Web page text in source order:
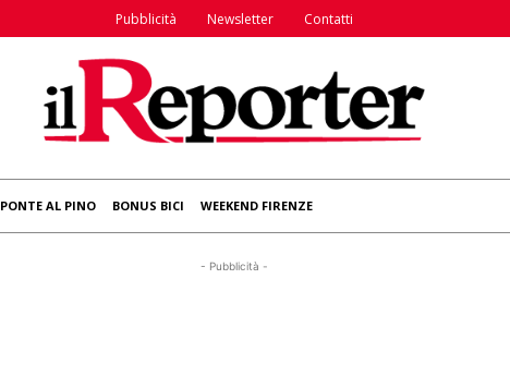
Pubblicità Newsletter Contatti
PONTE AL PINO BONUS BICI WEEKEND FIRENZE
- Pubblicità -